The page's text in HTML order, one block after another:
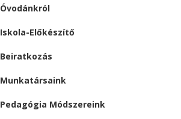
Óvodánkról
Iskola-Előkészítő
Beiratkozás
Munkatársaink
Pedagógia Módszereink